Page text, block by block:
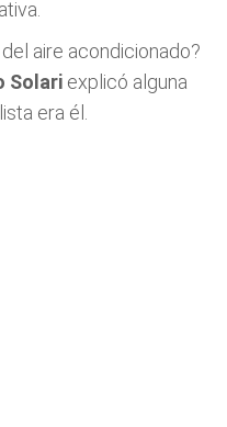
aire acondicionado?
Solari explicó alguna
era él.